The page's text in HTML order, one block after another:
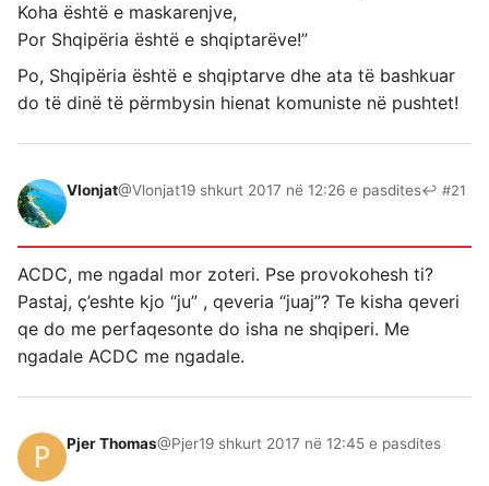
Koha është e maskarenjve,
Por Shqipëria është e shqiptarëve!”
Po, Shqipëria është e shqiptarve dhe ata të bashkuar
do të dinë të përmbysin hienat komuniste në pushtet!
Vlonjat@Vlonjat19 shkurt 2017 në 12:26 e pasdites↩ #21
ACDC, me ngadal mor zoteri. Pse provokohesh ti?
Pastaj, ç’eshte kjo “ju” , qeveria “juaj”? Te kisha qeveri
qe do me perfaqesonte do isha ne shqiperi. Me
ngadale ACDC me ngadale.
Pjer Thomas@Pjer19 shkurt 2017 në 12:45 e pasdites